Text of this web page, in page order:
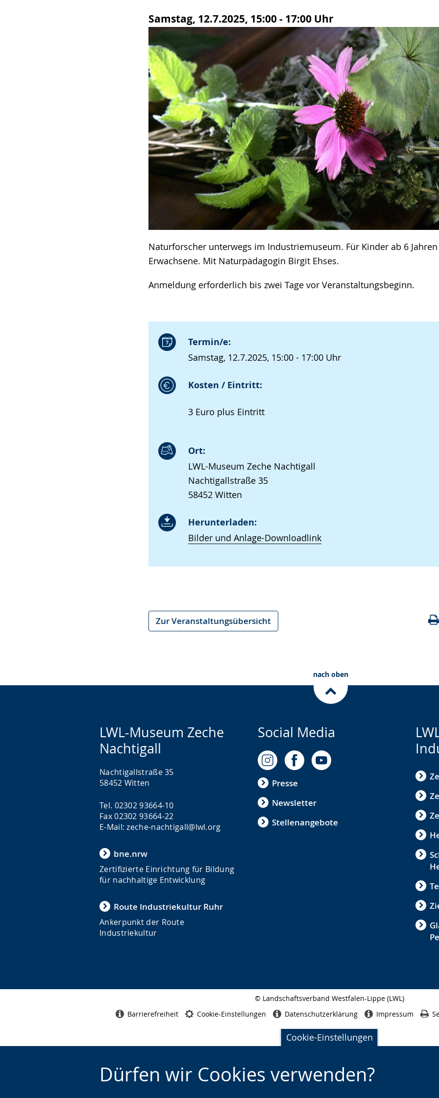
Cookie-Einstellungen
Dürfen wir Cookies verwenden?
Samstag, 12.7.2025, 15:00 - 17:00 Uhr
Naturforscher unterwegs im Industriemuseum. Für Kinder ab 6
Erwachsene. Mit Naturpädagogin Birgit Ehses.
Anmeldung erforderlich bis zwei Tage vor Veranstaltungsbeginn.
Termin/e:
Samstag, 12.7.2025, 15:00 - 17:00 Uhr
Kosten / Eintritt:
3 Euro plus Eintritt
Ort:
LWL-Museum Zeche Nachtigall
Nachtigallstraße 35
58452 Witten
Herunterladen:
Bilder und Anlage-Downloadlink
angezeigt.
Zur Veranstaltungsübersicht
nach oben
LWL-Museum Zeche
Nachtigall
Nachtigallstraße 35
58452 Witten
Tel. 02302 93664-10
Fax 02302 93664-22
E-Mail: zeche-nachtigall@lwl.org
bne.nrw
Zertifizierte Einrichtung für Bildung
für nachhaltige Entwicklung
Route Industriekultur Ruhr
Ankerpunkt der Route
Industriekultur
Social Media
Presse
Newsletter
Stellenangebote
© Landschaftsverband Westfalen-Lippe (LWL)
Barrierefreiheit Cookie-Einstellungen Datenschutzerklärung Impressum